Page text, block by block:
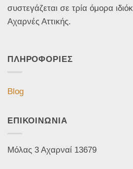
συστεγάζεται σε τρία όμορα
Αχαρνές Αττικής.
ΠΛΗΡΟΦΟΡΙΕΣ
Blog
ΕΠΙΚΟΙΝΩΝΙΑ
Μόλας 3 Αχαρναί 13679